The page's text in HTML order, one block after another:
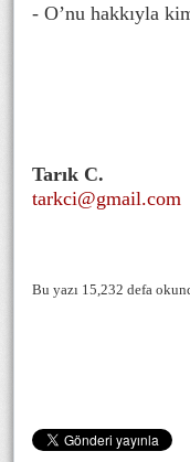
- O’nu hakkıyla
Tarık C.
tarkci@gmail.com
Bu yazı 15,232 defa